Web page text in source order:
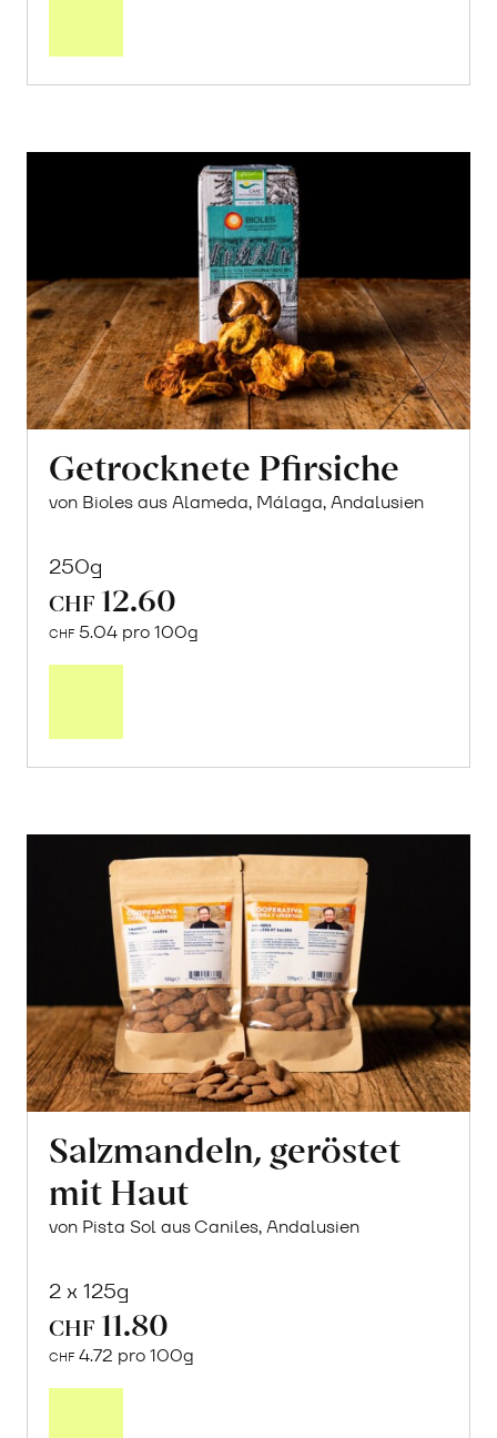
Getrocknete Pfirsiche
von Bioles aus Alameda, Málaga, Andalusien
250g
CHF 12.60
CHF 5.04 pro 100g
Salzmandeln, geröstet
mit Haut
von Pista Sol aus Caniles, Andalusien
2 x 125g
CHF 11.80
CHF 4.72 pro 100g